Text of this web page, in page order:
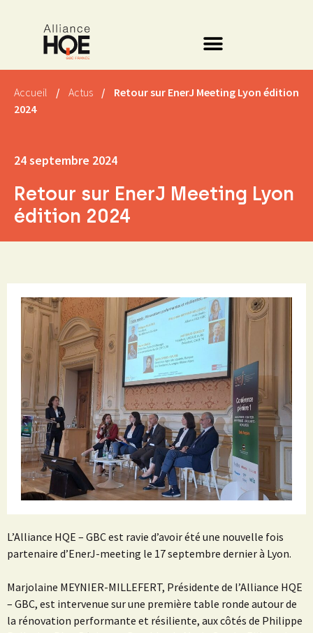
Accueil / Actus /
Retour sur EnerJ Meeting Lyon édition
2024
24 septembre 2024
Retour sur EnerJ Meeting Lyon
édition 2024
L’Alliance HQE – GBC est ravie d’avoir été une nouvelle fois
partenaire d’EnerJ-meeting le 17 septembre dernier à Lyon.
Marjolaine MEYNIER-MILLEFERT, Présidente de l’Alliance HQE
– GBC, est intervenue sur une première table ronde autour de
la rénovation performante et résiliente, aux côtés de Philippe